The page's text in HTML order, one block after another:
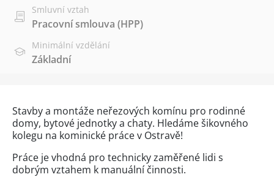
Smluvní vztah
Pracovní smlouva (HPP)
Minimální vzdělání
Základní
Stavby a montáže neřezových komínu pro rodinné
domy, bytové jednotky a chaty. Hledáme šikovného
kolegu na kominické práce v Ostravě!
Práce je vhodná pro technicky zaměřené lidi s
dobrým vztahem k manuální činnosti.